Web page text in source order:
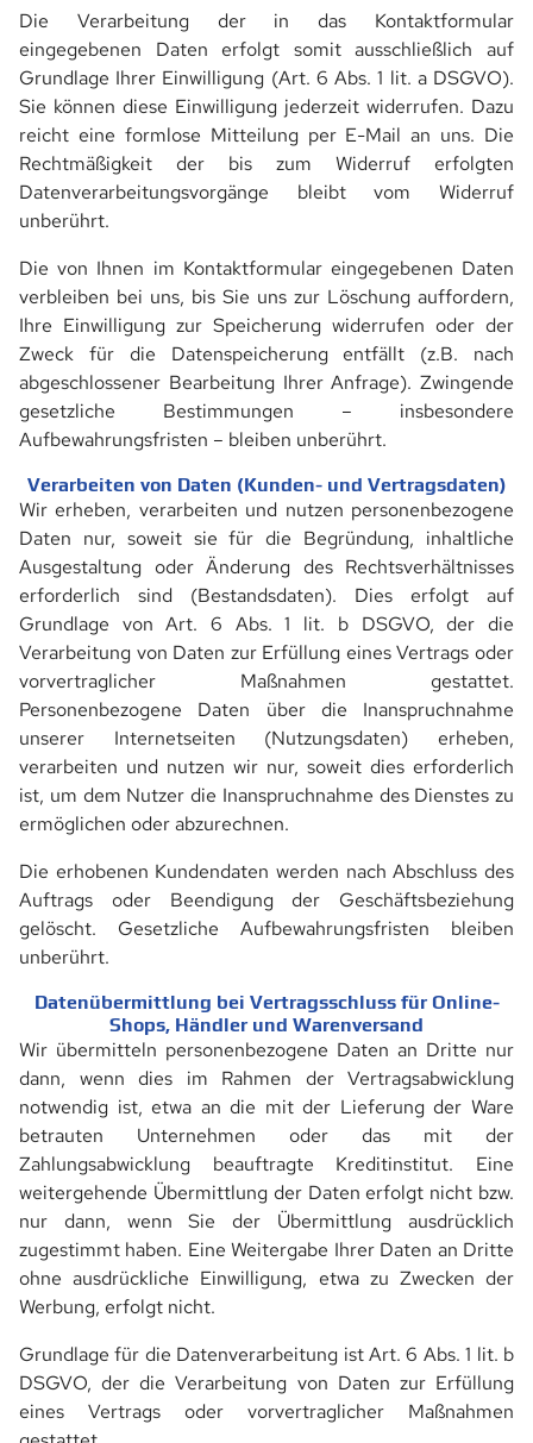
DESIGNBEISPIELE
EINFASSPROFILE LOCHBLECH
TRAPEZBLECHE
TRAPEZBLECHE-STAHL
TRAPEZBLECH-AKUSTIK
KASSETTENPROFILE
SANDWICHPANEELE WAND
ZUBEHÖR
STRECKGITTER
STRECKGITTER-STAHL
EINFASSPROFILE STRECKGITTER
INDUSTRIEBEDARF
SICHERUNGSMUFFEN
WINDVERBÄNDE
KLÖPPERBÖDEN
FITTINGS
UNTERNEHMEN
REFERENZEN
ONLINESHOP
ANSPRECHPARTNER
Die Verarbeitung der in das Kontaktformular
eingegebenen Daten erfolgt somit ausschließlich auf
Grundlage Ihrer Einwilligung (Art. 6 Abs. 1 lit. a DSGVO).
Sie können diese Einwilligung jederzeit widerrufen. Dazu
reicht eine formlose Mitteilung per E-Mail an uns. Die
Rechtmäßigkeit der bis zum Widerruf erfolgten
Datenverarbeitungsvorgänge bleibt vom Widerruf
unberührt.
Die von Ihnen im Kontaktformular eingegebenen Daten
verbleiben bei uns, bis Sie uns zur Löschung auffordern,
Ihre Einwilligung zur Speicherung widerrufen oder der
Zweck für die Datenspeicherung entfällt (z.B. nach
abgeschlossener Bearbeitung Ihrer Anfrage). Zwingende
gesetzliche Bestimmungen – insbesondere
Aufbewahrungsfristen – bleiben unberührt.
Verarbeiten von Daten (Kunden- und Vertragsdaten)
Wir erheben, verarbeiten und nutzen personenbezogene
Daten nur, soweit sie für die Begründung, inhaltliche
Ausgestaltung oder Änderung des Rechtsverhältnisses
erforderlich sind (Bestandsdaten). Dies erfolgt auf
Grundlage von Art. 6 Abs. 1 lit. b DSGVO, der die
Verarbeitung von Daten zur Erfüllung eines Vertrags oder
vorvertraglicher Maßnahmen gestattet.
Personenbezogene Daten über die Inanspruchnahme
unserer Internetseiten (Nutzungsdaten) erheben,
verarbeiten und nutzen wir nur, soweit dies erforderlich
ist, um dem Nutzer die Inanspruchnahme des Dienstes zu
ermöglichen oder abzurechnen.
Die erhobenen Kundendaten werden nach Abschluss des
Auftrags oder Beendigung der Geschäftsbeziehung
gelöscht. Gesetzliche Aufbewahrungsfristen bleiben
unberührt.
Datenübermittlung bei Vertragsschluss für Online-
Shops, Händler und Warenversand
Wir übermitteln personenbezogene Daten an Dritte nur
dann, wenn dies im Rahmen der Vertragsabwicklung
notwendig ist, etwa an die mit der Lieferung der Ware
betrauten Unternehmen oder das mit der
Zahlungsabwicklung beauftragte Kreditinstitut. Eine
weitergehende Übermittlung der Daten erfolgt nicht bzw.
nur dann, wenn Sie der Übermittlung ausdrücklich
zugestimmt haben. Eine Weitergabe Ihrer Daten an Dritte
ohne ausdrückliche Einwilligung, etwa zu Zwecken der
Werbung, erfolgt nicht.
Grundlage für die Datenverarbeitung ist Art. 6 Abs. 1 lit. b
DSGVO, der die Verarbeitung von Daten zur Erfüllung
eines Vertrags oder vorvertraglicher Maßnahmen